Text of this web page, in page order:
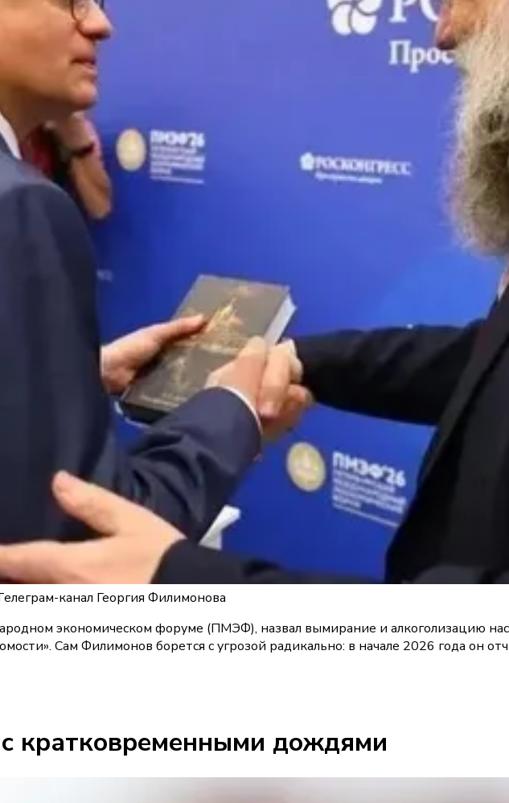
канал Георгия Филимонова
экономическом форуме (ПМЭФ), назвал вымирание и алкоголизацию
Сам Филимонов борется с угрозой радикально: в начале 2026 года он
кратковременными дождями